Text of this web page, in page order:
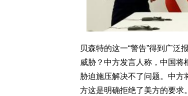
贝森特的这一“警告”得到广泛
威胁？中方发言人称，中国将
胁迫施压解决不了问题。中方
方这是明确拒绝了美方的要求。